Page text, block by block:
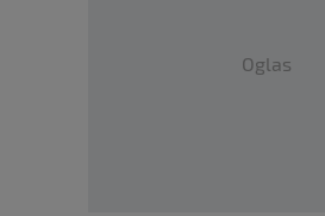
Oglas